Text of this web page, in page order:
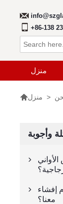
+86-138
منزل
منزل >
وأجوبة


إفشاء
معنا؟